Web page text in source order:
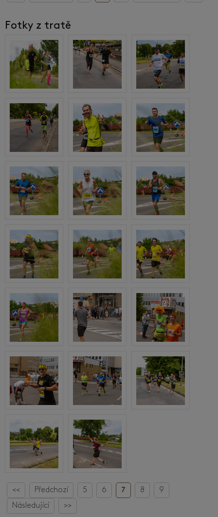
Fotky z tratě
<< Předchozí 5 6 7 8
9
Následující
>>